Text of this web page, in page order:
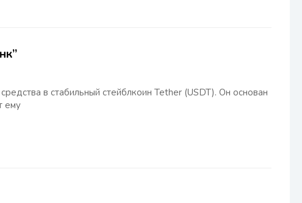
в стабильный стейблкоин Tether (USDT). Он основан
ему